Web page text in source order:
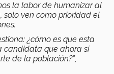
la labor de humanizar al
solo ven como prioridad el
¿cómo es que esta
candidata que ahora sí
de la población?”,